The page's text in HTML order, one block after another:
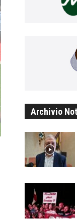
Archivio